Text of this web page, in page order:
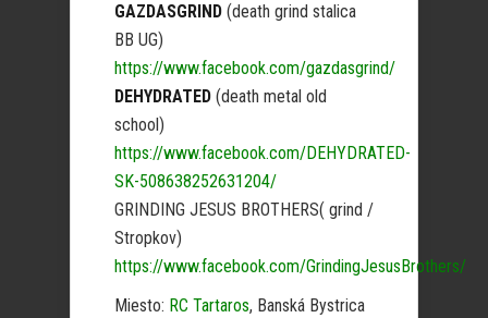
GAZDASGRIND (death grind stalica
BB UG)
https://www.facebook.com/gazdasgrind/
DEHYDRATED (death metal old
school)
https://www.facebook.com/DEHYDRATED-
SK-508638252631204/
GRINDING JESUS BROTHERS( grind /
Stropkov)
https://www.facebook.com/GrindingJesusBrothers/
Miesto: RC Tartaros, Banská Bystrica